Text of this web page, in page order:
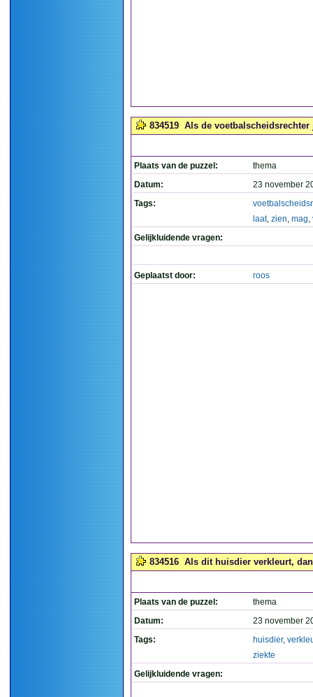
834519 Als de
Plaats van de puzzel:
thema
Datum:
23 november
Tags:
laat, zien, mag,
Gelijkluidende vragen:
Geplaatst door: roos
834516 Als dit huisdier verkleurt,
Plaats van de puzzel:
thema
Datum:
23 november
Tags:
huisdier,
ziekte
Gelijkluidende vragen: